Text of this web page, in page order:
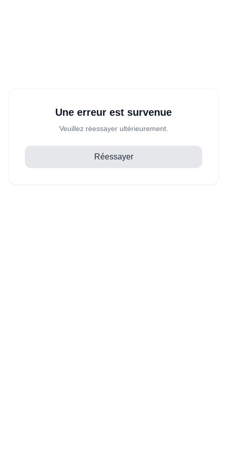
Une erreur est survenue
Veuillez réessayer ultérieurement.
Réessayer